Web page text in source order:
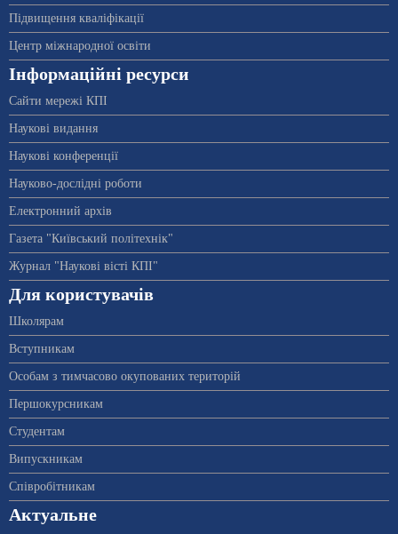
Підвищення кваліфікації
Центр міжнародної освіти
Інформаційні ресурси
Сайти мережі КПІ
Наукові видання
Наукові конференції
Науково-дослідні роботи
Електронний архів
Газета "Київський політехнік"
Журнал "Наукові вісті КПІ"
Для користувачів
Школярам
Вступникам
Особам з тимчасово окупованих територій
Першокурсникам
Студентам
Випускникам
Співробітникам
Актуальне